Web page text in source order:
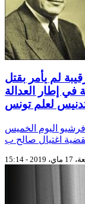
لم يأمر بقتل
إطار العدالة
تدنيس لعلم تونس
اليوم الخميس
- 15:14